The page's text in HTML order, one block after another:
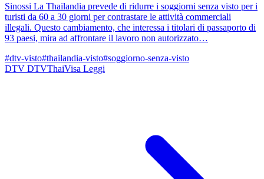
Sinossi La Thailandia prevede di ridurre i soggiorni senza visto per i
turisti da 60 a 30 giorni per contrastare le attività commerciali
illegali. Questo cambiamento, che interessa i titolari di passaporto di
93 paesi, mira ad affrontare il lavoro non autorizzato…
#dtv-visto#thailandia-visto#soggiorno-senza-visto
DTV DTVThaiVisa Leggi